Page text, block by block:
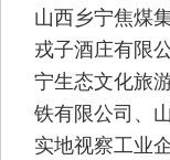
山西乡宁焦煤
戎子酒庄有限
宁生态文化旅
铁有限公司、
实地视察工业